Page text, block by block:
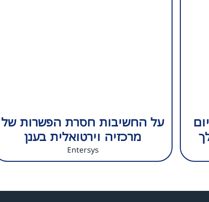
על החשיבות חסרת הפשרות של
מרכזיה וירטואלית בענן
Entersys